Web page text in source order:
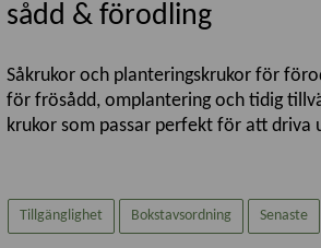
sådd & förodling
Såkrukor och planteringskrukor för
för frösådd, omplantering och tidig
krukor som passar perfekt för att driva
inomhus, i växthus eller i skyddade
Vad är såkrukor?
Tillgänglighet Bokstavsordning Senaste